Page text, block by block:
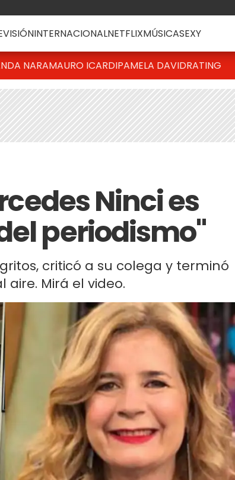
INTERNACIONALNETFLIXMÚSICASEXY
NARAMAURO ICARDIPAMELA DAVIDRATING
Ninci es
periodismo"
criticó a su colega y terminó
Mirá el video.